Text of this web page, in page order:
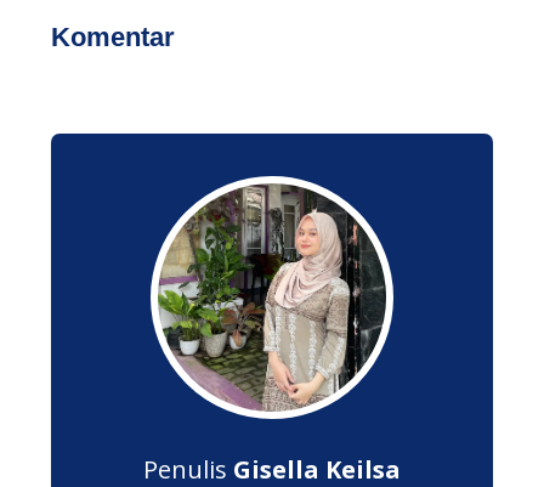
Komentar
Penulis Gisella Keilsa